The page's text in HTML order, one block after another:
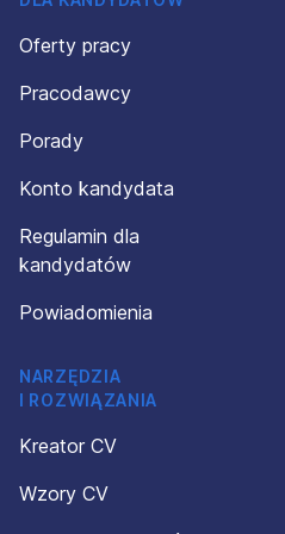
Oferty pracy
Pracodawcy
Porady
Konto kandydata
Regulamin dla
kandydatów
Powiadomienia
NARZĘDZIA
I ROZWIĄZANIA
Kreator CV
Wzory CV